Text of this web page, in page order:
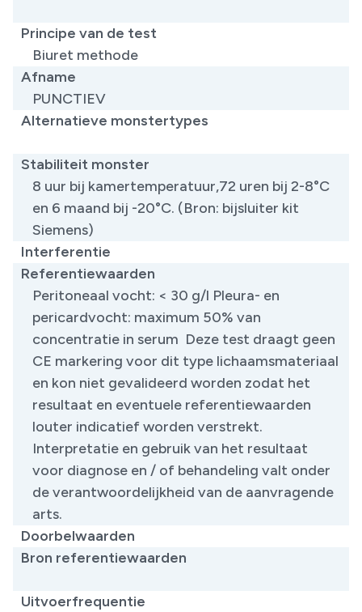
Principe van de test
Biuret methode
Afname
PUNCTIEV
Alternatieve monstertypes
Stabiliteit monster
8 uur bij kamertemperatuur,72 uren bij 2-8°C
en 6 maand bij -20°C. (Bron: bijsluiter kit
Siemens)
Interferentie
Referentiewaarden
Peritoneaal vocht: < 30 g/l Pleura- en
pericardvocht: maximum 50% van
concentratie in serum Deze test draagt geen
CE markering voor dit type lichaamsmateriaal
en kon niet gevalideerd worden zodat het
resultaat en eventuele referentiewaarden
louter indicatief worden verstrekt.
Interpretatie en gebruik van het resultaat
voor diagnose en / of behandeling valt onder
de verantwoordelijkheid van de aanvragende
arts.
Doorbelwaarden
Bron referentiewaarden
Uitvoerfrequentie